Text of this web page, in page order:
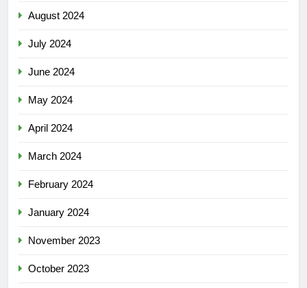
August 2024
July 2024
June 2024
May 2024
April 2024
March 2024
February 2024
January 2024
November 2023
October 2023